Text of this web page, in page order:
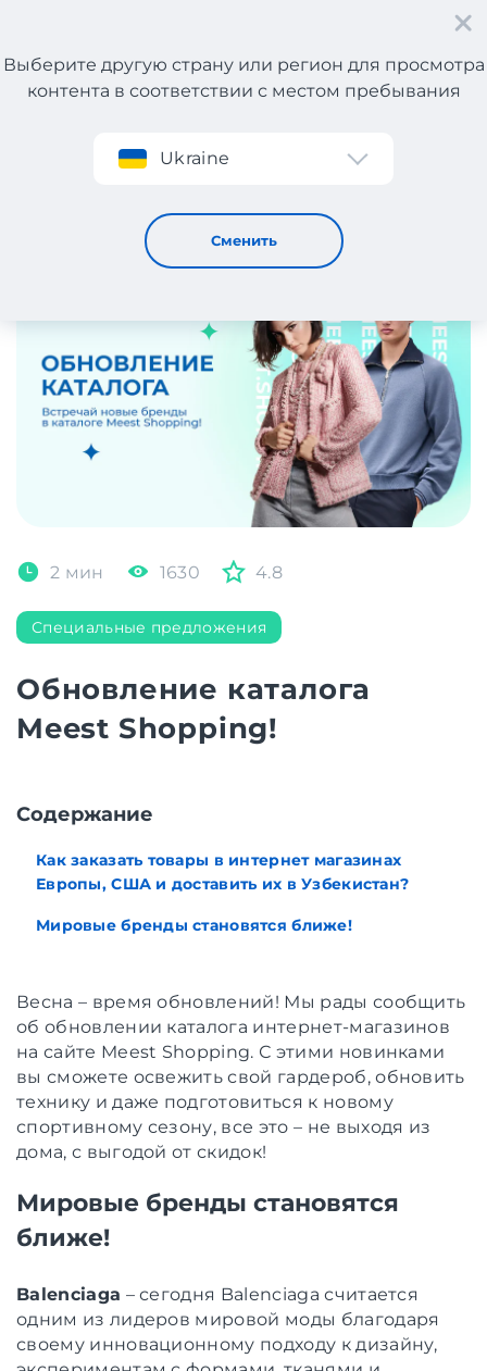
Регистрация
Выберите другую страну или регион для просмотра
контента в соответствии с местом пребывания
Ukraine
Сменить
Обновление каталога Meest Shopping!
2 мин 1630 4.8
Специальные предложения
Обновление каталога
Meest Shopping!
Cодержание
Как заказать товары в интернет магазинах
Европы, США и доставить их в Узбекистан?
Мировые бренды становятся ближе!
Весна – время обновлений! Мы рады сообщить
об обновлении каталога интернет-магазинов
на сайте Meest Shopping. С этими новинками
вы сможете освежить свой гардероб, обновить
технику и даже подготовиться к новому
спортивному сезону, все это – не выходя из
дома, с выгодой от скидок!
Мировые бренды становятся
ближе!
Balenciaga – сегодня Balenciaga считается
одним из лидеров мировой моды благодаря
своему инновационному подходу к дизайну,